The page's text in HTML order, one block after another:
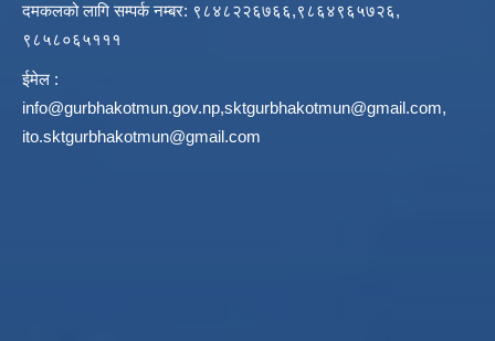
दमकलको लागि सम्पर्क नम्बर: ९८४८२२६७६६,९८६४९६५७२६,
९८५८०६५१११
ईमेल :
info@gurbhakotmun.gov.np,sktgurbhakotmun@gmail.com,
ito.sktgurbhakotmun@gmail.com